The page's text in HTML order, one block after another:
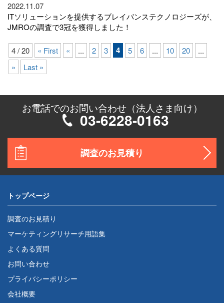
2022.11.07
ITソリューションを提供するブレイバンステクノロジーズが、
JMROの調査で3冠を獲得しました！
4 / 20 « First « ... 2 3 4 5 6 ... 10 20
...
»
Last »
お電話でのお問い合わせ（法人さま向け）
03-6228-0163
調査のお見積り
トップページ
調査のお見積り
マーケティングリサーチ用語集
よくある質問
お問い合わせ
プライバシーポリシー
会社概要